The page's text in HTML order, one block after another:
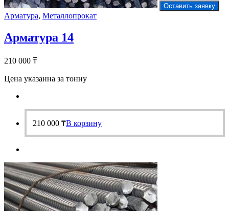
Оставить заявку
Арматура, Металлопрокат
Арматура 14
210 000 ₸
Цена указанна за тонну
210 000 ₸В корзину